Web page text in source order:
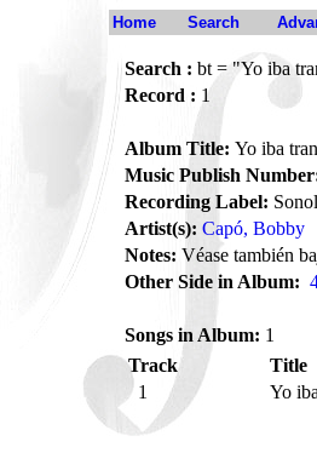
Home Search
Search : bt = "Yo iba
Record : 1
Album Title: Yo iba
Music Publish
Recording Label:
Artist(s): Capó, Bobby
Notes: Véase también
Other Side in Album:
Songs in Album: 1
Track
Title
1
Yo